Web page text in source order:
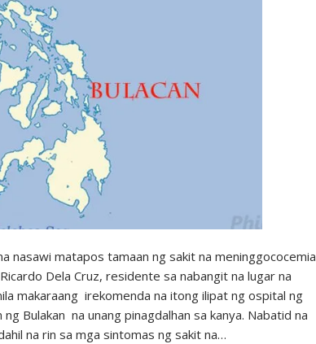
nasawi matapos tamaan ng sakit na meninggococemia
Dela Cruz, residente sa nabangit na lugar na
makaraang irekomenda na itong ilipat ng ospital ng
Bulakan na unang pinagdalhan sa kanya. Nabatid na
na rin sa mga sintomas ng sakit na…